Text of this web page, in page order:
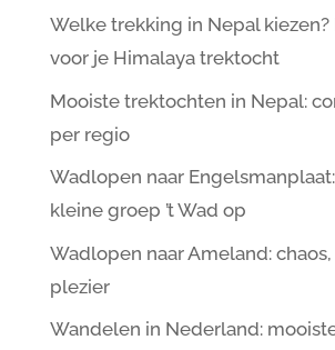
Welke trekking in Nepal kiezen?
voor je Himalaya trektocht
Mooiste trektochten in Nepal:
per regio
Wadlopen naar
kleine groep ’t Wad op
Wadlopen naar Ameland:
plezier
Wandelen in Nederland: